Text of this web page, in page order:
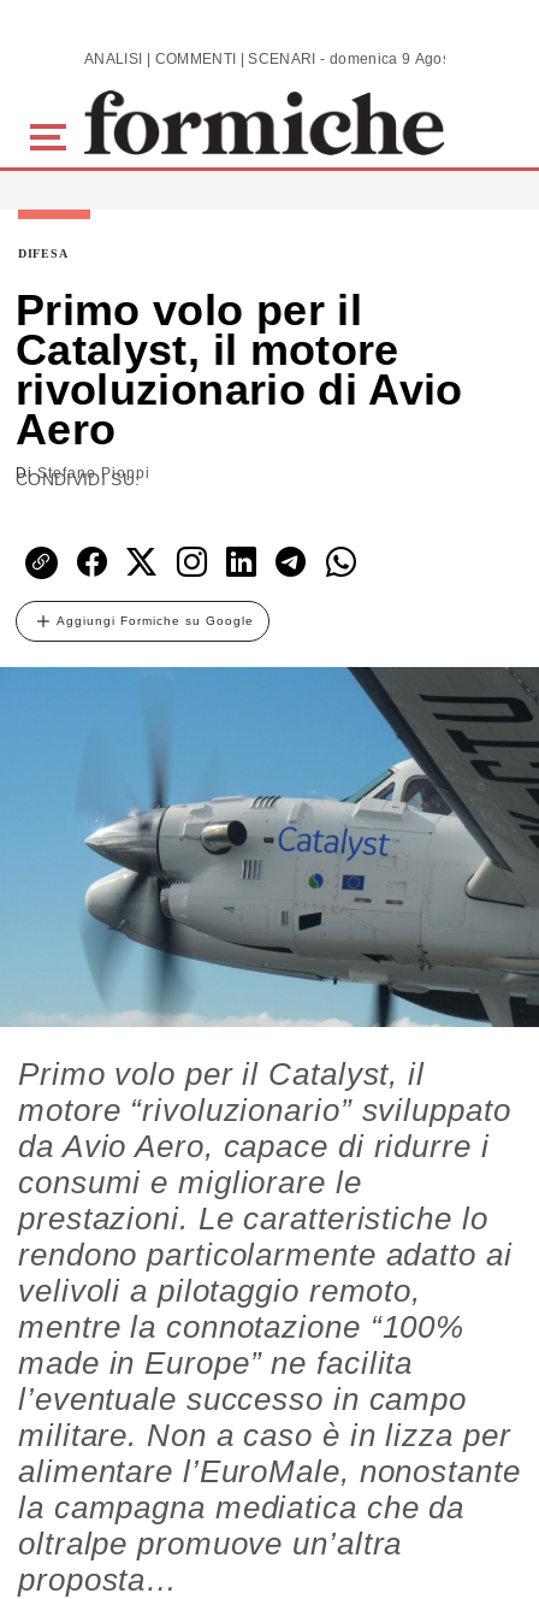
Skip to main content ANALISI | COMMENTI | SCENARI - domenica 9 Agosto 2026
DIFESA
Primo volo per il
Catalyst, il motore
rivoluzionario di Avio
Aero
DiStefano Pioppi
CONDIVIDI SU:
Aggiungi Formiche su Google
Primo volo per il Catalyst, il
motore “rivoluzionario” sviluppato
da Avio Aero, capace di ridurre i
consumi e migliorare le
prestazioni. Le caratteristiche lo
rendono particolarmente adatto ai
velivoli a pilotaggio remoto,
mentre la connotazione “100%
made in Europe” ne facilita
l’eventuale successo in campo
militare. Non a caso è in lizza per
alimentare l’EuroMale, nonostante
la campagna mediatica che da
oltralpe promuove un’altra
proposta…